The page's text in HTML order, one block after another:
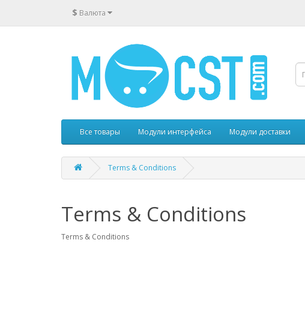
$ Валюта
Все товары Модули интерфейса Модули доставки
Terms & Conditions
Terms & Conditions
Terms & Conditions